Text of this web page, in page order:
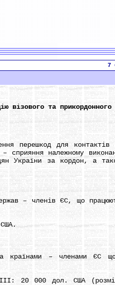
7
візового та
перешкод для
сприяння належному
України за кордон, а
– членів ЄС, що
– членами ЄС
20 000 дол. США